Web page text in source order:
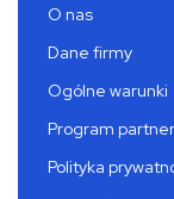
O nas
Dane firmy
Ogólne warunki
Program
Polityka